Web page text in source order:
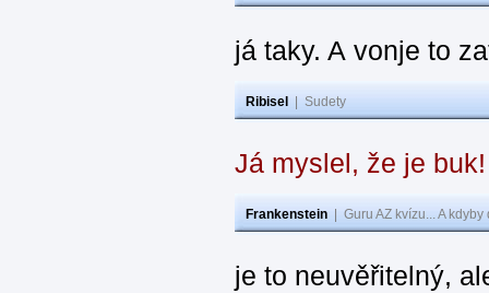
já taky. A vonje to
Ribisel Sudety
Já myslel, že je
Frankenstein Guru AZ kvízu... A
je to neuvěřitelný,